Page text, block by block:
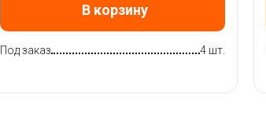
В корзину
Под заказ 4 шт.